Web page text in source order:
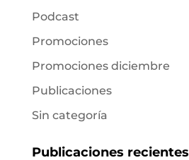
Podcast
Promociones
Promociones diciembre
Publicaciones
Sin categoría
Publicaciones recientes